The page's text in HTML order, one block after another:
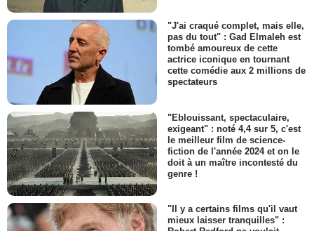
"J'ai craqué complet, mais elle,
pas du tout" : Gad Elmaleh est
tombé amoureux de cette
actrice iconique en tournant
cette comédie aux 2 millions de
spectateurs
"Eblouissant, spectaculaire,
exigeant" : noté 4,4 sur 5, c'est
le meilleur film de science-
fiction de l'année 2024 et on le
doit à un maître incontesté du
genre !
"Il y a certains films qu'il vaut
mieux laisser tranquilles" :